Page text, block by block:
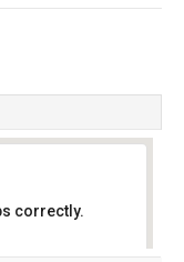
correctly.